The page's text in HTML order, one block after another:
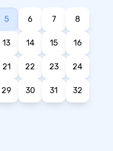
5 6 7 8
13 14 15 16
21 22 23 24
29 30 31 32